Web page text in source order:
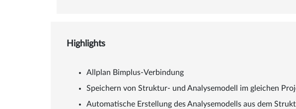
Highlights
Allplan Bimplus-Verbindung
Speichern von Struktur- und Analysemodell im gleichen
Automatische Erstellung des Analysemodells aus dem